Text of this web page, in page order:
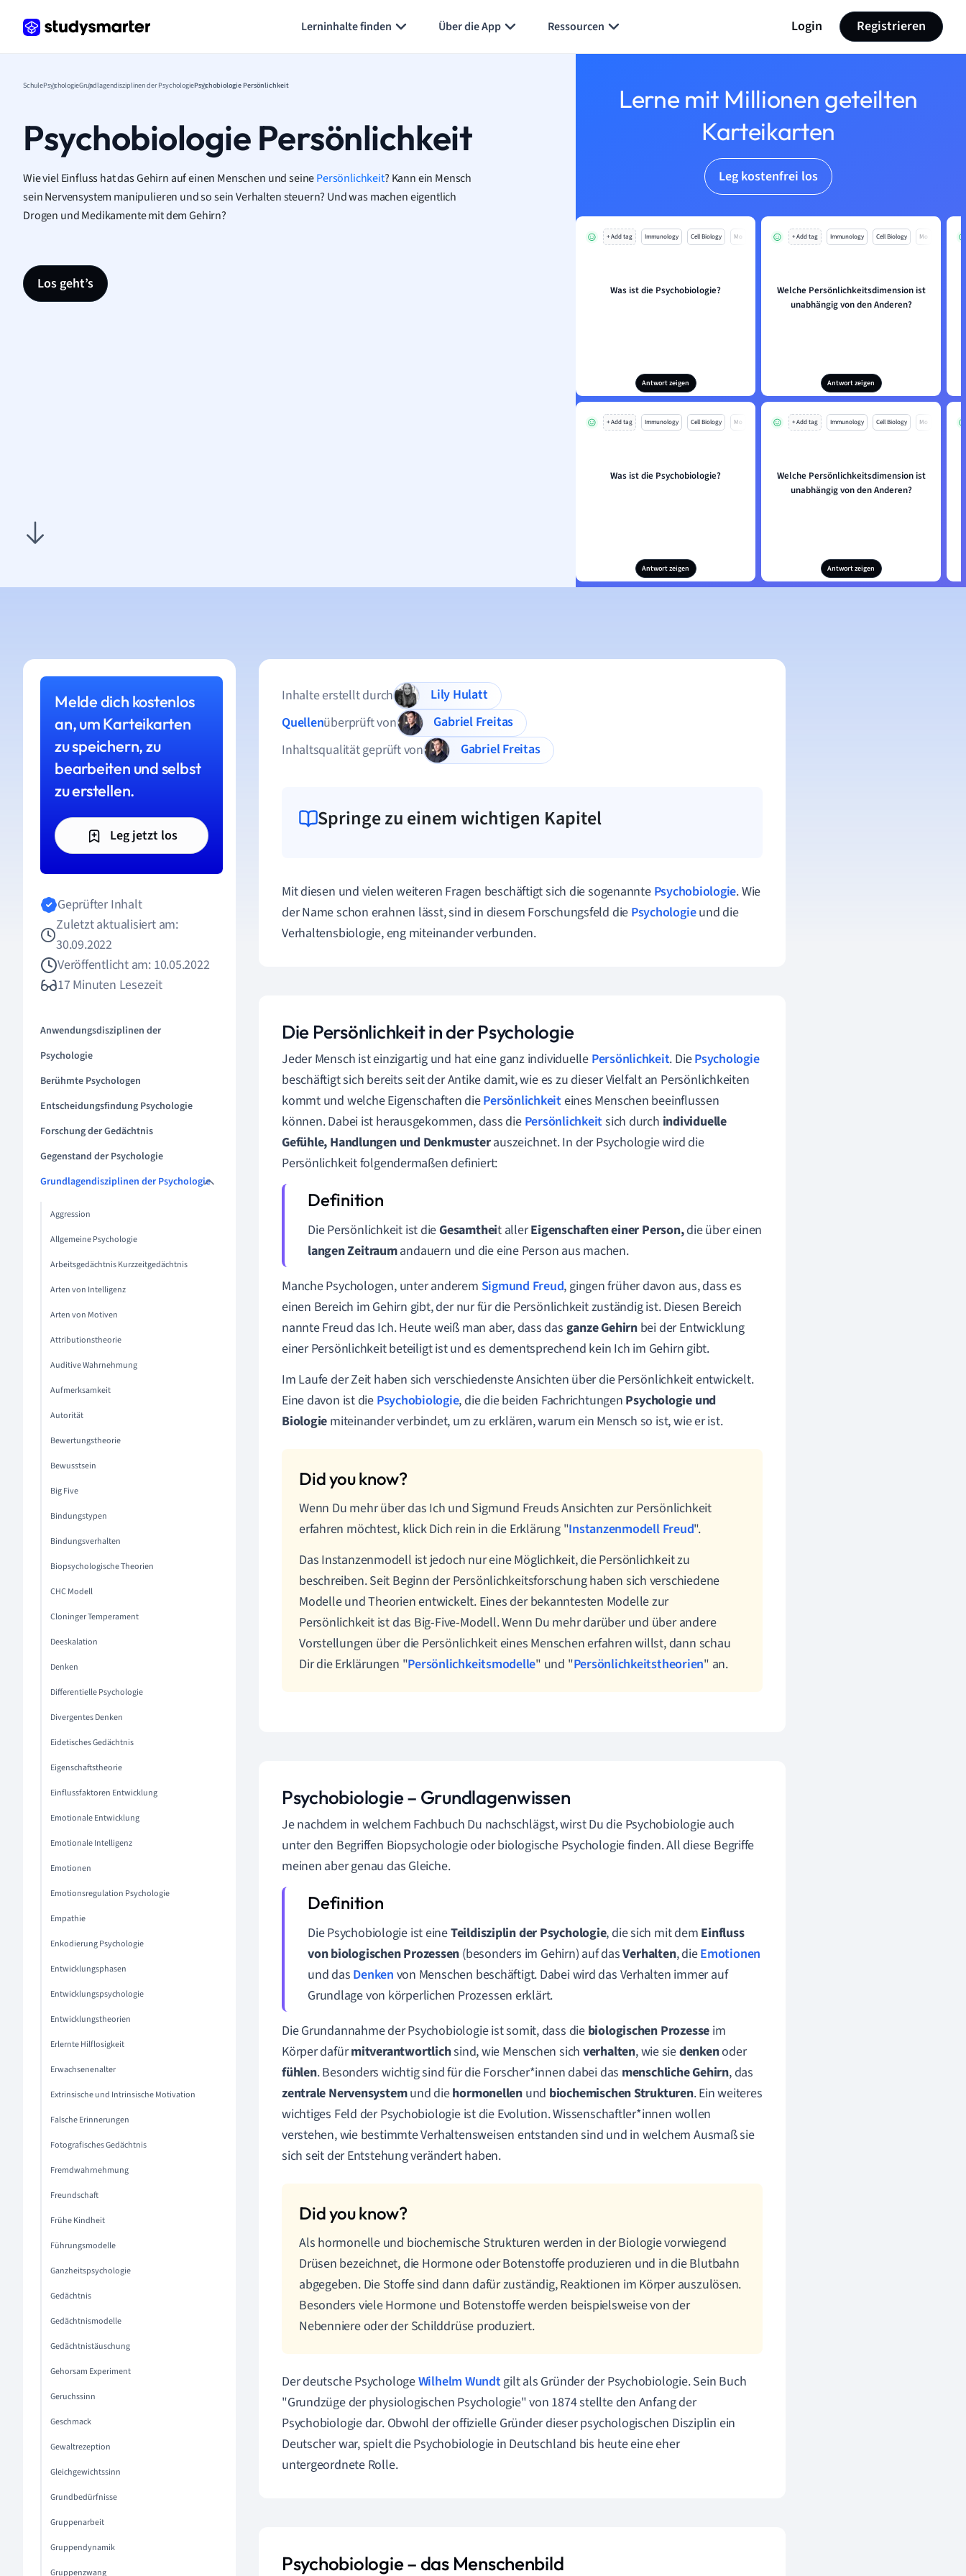
Lerninhalte finden Über die App Ressourcen Login Registrieren
SchulePsychologieGrundlagendisziplinen der PsychologiePsychobiologie Persönlichkeit
Psychobiologie Persönlichkeit
Wie viel Einfluss hat das Gehirn auf einen Menschen und seinePersönlichkeit? Kann ein Mensch
sein Nervensystem manipulieren und so sein Verhalten steuern? Und was machen eigentlich
Drogen und Medikamente mit dem Gehirn?
Los geht’s
Lerne mit Millionen geteilten
Karteikarten
Leg kostenfrei los
+ Add tag Immunology Cell Biology Mo
Was ist die Psychobiologie?
Antwort zeigen
+ Add tag Immunology Cell Biology Mo
Welche Persönlichkeitsdimension ist
unabhängig von den Anderen?
Antwort zeigen
+ Add tag Immunology Cell Biology Mo
Was ist die Psychobiologie?
Antwort zeigen
+ Add tag Immunology Cell Biology Mo
Welche Persönlichkeitsdimension ist
unabhängig von den Anderen?
Antwort zeigen
Melde dich kostenlos
an, um Karteikarten
zu speichern, zu
bearbeiten und selbst
zu erstellen.
Leg jetzt los
Geprüfter Inhalt
Zuletzt aktualisiert am:
30.09.2022
Veröffentlicht am: 10.05.2022
17 Minuten Lesezeit
Anwendungsdisziplinen der
Psychologie
Berühmte Psychologen
Entscheidungsfindung Psychologie
Forschung der Gedächtnis
Gegenstand der Psychologie
Grundlagendisziplinen der Psychologie
Aggression
Allgemeine Psychologie
Arbeitsgedächtnis Kurzzeitgedächtnis
Arten von Intelligenz
Arten von Motiven
Attributionstheorie
Auditive Wahrnehmung
Aufmerksamkeit
Autorität
Bewertungstheorie
Bewusstsein
Big Five
Bindungstypen
Bindungsverhalten
Biopsychologische Theorien
CHC Modell
Cloninger Temperament
Deeskalation
Denken
Differentielle Psychologie
Divergentes Denken
Eidetisches Gedächtnis
Eigenschaftstheorie
Einflussfaktoren Entwicklung
Emotionale Entwicklung
Emotionale Intelligenz
Emotionen
Emotionsregulation Psychologie
Empathie
Enkodierung Psychologie
Entwicklungsphasen
Entwicklungspsychologie
Entwicklungstheorien
Erlernte Hilflosigkeit
Erwachsenenalter
Extrinsische und Intrinsische Motivation
Falsche Erinnerungen
Fotografisches Gedächtnis
Fremdwahrnehmung
Freundschaft
Frühe Kindheit
Führungsmodelle
Ganzheitspsychologie
Gedächtnis
Gedächtnismodelle
Gedächtnistäuschung
Gehorsam Experiment
Geruchssinn
Geschmack
Gewaltrezeption
Gleichgewichtssinn
Grundbedürfnisse
Gruppenarbeit
Gruppendynamik
Gruppenzwang
Inhalte erstellt durch
Lily Hulatt
Quellenüberprüft von
Gabriel Freitas
Inhaltsqualität geprüft von
Gabriel Freitas
Springe zu einem wichtigen Kapitel
Mit diesen und vielen weiteren Fragen beschäftigt sich die sogenannte Psychobiologie. Wie
der Name schon erahnen lässt, sind in diesem Forschungsfeld die Psychologieund die
Verhaltensbiologie, eng miteinander verbunden.
Die Persönlichkeit in der Psychologie
Jeder Mensch ist einzigartig und hat eine ganz individuelle Persönlichkeit. DiePsychologie
beschäftigt sich bereits seit der Antike damit, wie es zu dieser Vielfalt an Persönlichkeiten
kommt und welche Eigenschaften diePersönlichkeiteines Menschen beeinflussen
können. Dabei ist herausgekommen, dass die Persönlichkeitsich durch individuelle
Gefühle, Handlungen und Denkmusterauszeichnet. In der Psychologie wird die
Persönlichkeit folgendermaßen definiert:
Die Persönlichkeit ist dieGesamtheit allerEigenschaften einer Person,die über einen
langen Zeitraumandauern und die eine Person aus machen.
Manche Psychologen, unter anderem Sigmund Freud, gingen früher davon aus, dass es
einen Bereich im Gehirn gibt, der nur für die Persönlichkeit zuständig ist. Diesen Bereich
nannte Freud das Ich. Heute weiß man aber, dass das ganze Gehirn bei der Entwicklung
einer Persönlichkeit beteiligt ist und es dementsprechend kein Ich im Gehirn gibt.
Im Laufe der Zeit haben sich verschiedenste Ansichten über die Persönlichkeit entwickelt.
Eine davon ist die Psychobiologie, die die beiden Fachrichtungen Psychologie und
Biologie miteinander verbindet, um zu erklären, warum ein Mensch so ist, wie er ist.
Wenn Du mehr über das Ich und Sigmund Freuds Ansichten zur Persönlichkeit
erfahren möchtest, klick Dich rein in die Erklärung "Instanzenmodell Freud".
Das Instanzenmodell ist jedoch nur eine Möglichkeit, die Persönlichkeit zu
beschreiben. Seit Beginn der Persönlichkeitsforschung haben sich verschiedene
Modelle und Theorien entwickelt. Eines der bekanntesten Modelle zur
Persönlichkeit ist das Big-Five-Modell. Wenn Du mehr darüber und über andere
Vorstellungen über die Persönlichkeit eines Menschen erfahren willst, dann schau
Dir die Erklärungen "Persönlichkeitsmodelle" und "Persönlichkeitstheorien" an.
Psychobiologie – Grundlagenwissen
Je nachdem in welchem Fachbuch Du nachschlägst, wirst Du die Psychobiologie auch
unter den Begriffen Biopsychologie oder biologische Psychologie finden. All diese Begriffe
meinen aber genau das Gleiche.
Die Psychobiologie ist eineTeildisziplin der Psychologie, die sich mit dem Einfluss
von biologischen Prozessen (besonders im Gehirn) auf dasVerhalten, dieEmotionen
und das Denken von Menschen beschäftigt. Dabei wird das Verhalten immer auf
Grundlage von körperlichen Prozessen erklärt.
Die Grundannahme der Psychobiologie ist somit, dass die biologischen Prozesse im
Körper dafürmitverantwortlichsind, wie Menschen sich verhalten, wie siedenkenoder
fühlen. Besonders wichtig sind für die Forscher*innen dabei das menschliche Gehirn, das
zentrale Nervensystemund diehormonellen und biochemischen Strukturen. Ein weiteres
wichtiges Feld der Psychobiologie ist die Evolution. Wissenschaftler*innen wollen
verstehen, wie bestimmte Verhaltensweisen entstanden sind und in welchem Ausmaß sie
sich seit der Entstehung verändert haben.
Als hormonelle und biochemische Strukturen werden in der Biologie vorwiegend
Drüsen bezeichnet, die Hormone oder Botenstoffe produzieren und in die Blutbahn
abgegeben. Die Stoffe sind dann dafür zuständig, Reaktionen im Körper auszulösen.
Besonders viele Hormone und Botenstoffe werden beispielsweise von der
Nebenniere oder der Schilddrüse produziert.
Der deutsche PsychologeWilhelm Wundtgilt als Gründer der Psychobiologie. Sein Buch
"Grundzüge der physiologischen Psychologie" von 1874 stellte den Anfang der
Psychobiologie dar. Obwohl der offizielle Gründer dieser psychologischen Disziplin ein
Deutscher war, spielt die Psychobiologie in Deutschland bis heute eine eher
untergeordnete Rolle.
Psychobiologie – das Menschenbild